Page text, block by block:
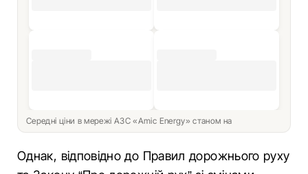
Середні ціни в мережі АЗС «Amic Energy» станом на
Однак, відповідно до Правил дорожнього руху